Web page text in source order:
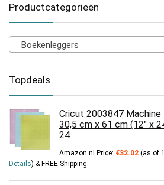
Productcategorieën
Boekenleggers
Topdeals
Cricut 2003847
30,5 cm x 61 cm (12" x
24
Amazon.nl Price: €32.02 (as of
Details) &FREE Shipping.